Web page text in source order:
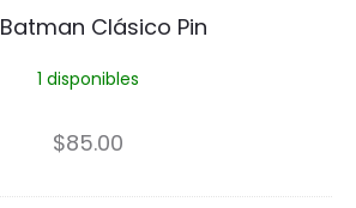
i
n
c
a
n
Batman Clásico Pin
1 disponibles
$85.00